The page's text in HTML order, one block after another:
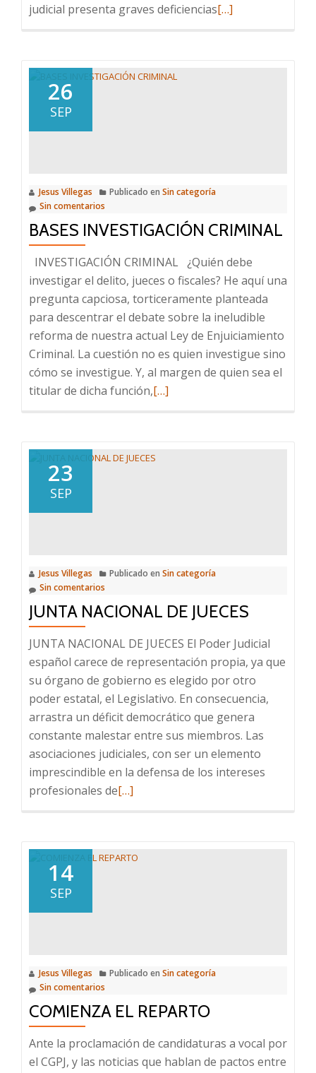
judicial presenta graves deficienciasLeer
[…]
26
SEP
Jesus Villegas Publicado en Sin categoría
Sin comentarios
BASES INVESTIGACIÓN CRIMINAL
INVESTIGACIÓN CRIMINAL ¿Quién debe
investigar el delito, jueces o fiscales? He aquí una
pregunta capciosa, torticeramente planteada
para descentrar el debate sobre la ineludible
reforma de nuestra actual Ley de Enjuiciamiento
Criminal. La cuestión no es quien investigue sino
cómo se investigue. Y, al margen de quien sea el
titular de dicha función,Leer
INVESTIGACIÓN
[…]
23
SEP
Jesus Villegas Publicado en Sin categoría
Sin comentarios
JUNTA NACIONAL DE JUECES
JUNTA NACIONAL DE JUECES El Poder Judicial
español carece de representación propia, ya que
su órgano de gobierno es elegido por otro
poder estatal, el Legislativo. En consecuencia,
arrastra un déficit democrático que genera
constante malestar entre sus miembros. Las
asociaciones judiciales, con ser un elemento
imprescindible en la defensa de los intereses
profesionales deLeer
NACIONAL
[…]
14
SEP
Jesus Villegas Publicado en Sin categoría
Sin comentarios
COMIENZA EL REPARTO
Ante la proclamación de candidaturas a vocal por
el CGPJ, y las noticias que hablan de pactos entre